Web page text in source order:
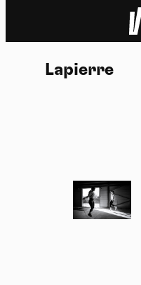
Lapierre